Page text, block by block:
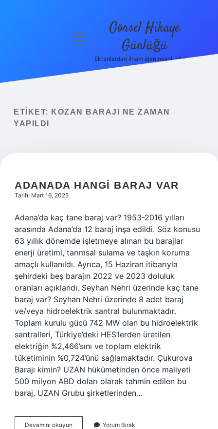
Yasal Uyarı
menüyü
Görsel Hikaye
Günlüğü
Ekranlardan ilham alan neşeli bilgiler!
ETIKET:
KOZAN BARAJI NE ZAMAN
YAPILDI
ADANADA HANGI BARAJ VAR
Tarih: Mart 16, 2025
Adana’da kaç tane baraj var? 1953-2016 yılları
arasında Adana’da 12 baraj inşa edildi. Söz konusu
63 yıllık dönemde işletmeye alınan bu barajlar
enerji üretimi, tarımsal sulama ve taşkın koruma
amaçlı kullanıldı. Ayrıca, 15 Haziran itibarıyla
şehirdeki beş barajın 2022 ve 2023 doluluk
oranları açıklandı. Seyhan Nehri üzerinde kaç tane
baraj var? Seyhan Nehri üzerinde 8 adet baraj
ve/veya hidroelektrik santral bulunmaktadır.
Toplam kurulu gücü 742 MW olan bu hidroelektrik
santralleri, Türkiye’deki HES’lerden üretilen
elektriğin %2,466’sını ve toplam elektrik
tüketiminin %0,724’ünü sağlamaktadır. Çukurova
Barajı kimin? UZAN hükümetinden önce maliyeti
500 milyon ABD doları olarak tahmin edilen bu
baraj, UZAN Grubu şirketlerinden…
Devamını okuyun Adanada
Yorum Bırak